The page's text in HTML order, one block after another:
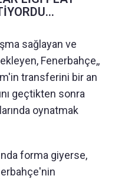
sağlayan ve
Fenerbahçe,,
transferini bir an
geçtikten sonra
oynatmak
forma giyerse,